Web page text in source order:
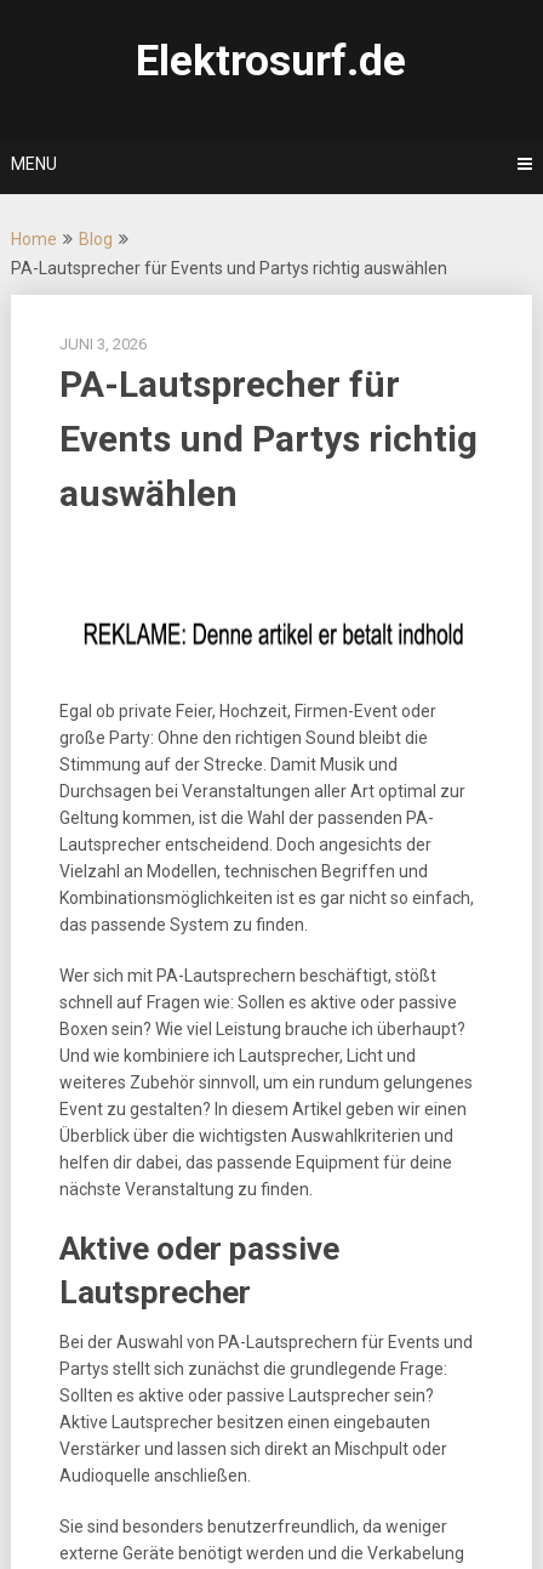
Elektrosurf.de
MENU
Home
Blog
PA-Lautsprecher für Events und Partys richtig auswählen
JUNI 3, 2026
PA-Lautsprecher für
Events und Partys richtig
auswählen
Egal ob private Feier, Hochzeit, Firmen-Event oder
große Party: Ohne den richtigen Sound bleibt die
Stimmung auf der Strecke. Damit Musik und
Durchsagen bei Veranstaltungen aller Art optimal zur
Geltung kommen, ist die Wahl der passenden PA-
Lautsprecher entscheidend. Doch angesichts der
Vielzahl an Modellen, technischen Begriffen und
Kombinationsmöglichkeiten ist es gar nicht so einfach,
das passende System zu finden.
Wer sich mit PA-Lautsprechern beschäftigt, stößt
schnell auf Fragen wie: Sollen es aktive oder passive
Boxen sein? Wie viel Leistung brauche ich überhaupt?
Und wie kombiniere ich Lautsprecher, Licht und
weiteres Zubehör sinnvoll, um ein rundum gelungenes
Event zu gestalten? In diesem Artikel geben wir einen
Überblick über die wichtigsten Auswahlkriterien und
helfen dir dabei, das passende Equipment für deine
nächste Veranstaltung zu finden.
Aktive oder passive
Lautsprecher
Bei der Auswahl von PA-Lautsprechern für Events und
Partys stellt sich zunächst die grundlegende Frage:
Sollten es aktive oder passive Lautsprecher sein?
Aktive Lautsprecher besitzen einen eingebauten
Verstärker und lassen sich direkt an Mischpult oder
Audioquelle anschließen.
Sie sind besonders benutzerfreundlich, da weniger
externe Geräte benötigt werden und die Verkabelung